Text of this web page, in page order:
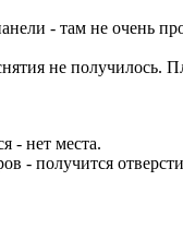
- там не очень
не
- нет места.
- получится